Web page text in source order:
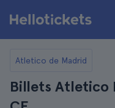
Atletico de Madrid
Billets Atletico